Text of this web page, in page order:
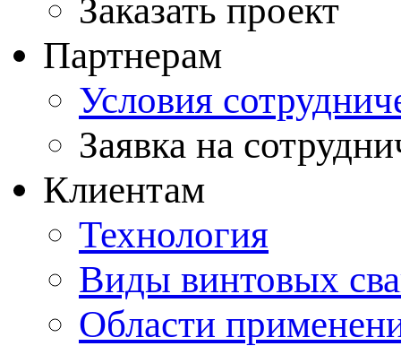
Заказать проект
Партнерам
Условия
Заявка на
Клиентам
Технология
Виды винтовых
Области